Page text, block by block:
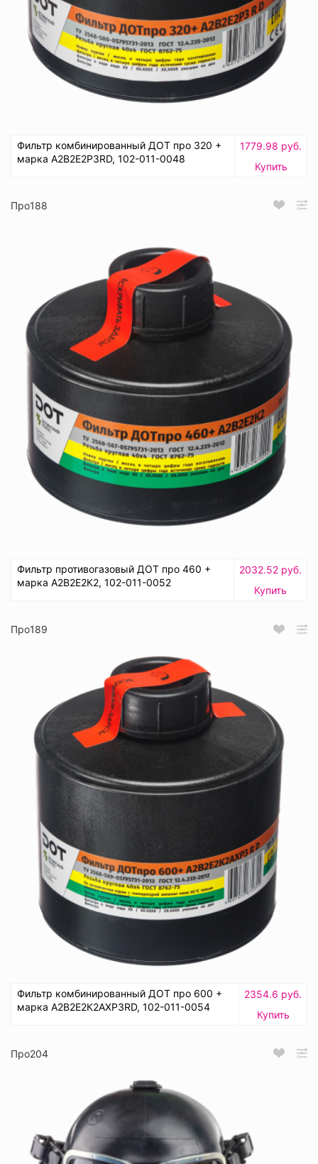
Фильтр комбинированный ДОТ про 320 +
марка А2В2Е2Р3RD, 102-011-0048
1779.98 руб.
Купить
Про188
Фильтр противогазовый ДОТ про 460 +
марка А2В2Е2К2, 102-011-0052
2032.52 руб.
Купить
Про189
Фильтр комбинированный ДОТ про 600 +
марка А2В2Е2К2АХР3RD, 102-011-0054
2354.6 руб.
Купить
Про204